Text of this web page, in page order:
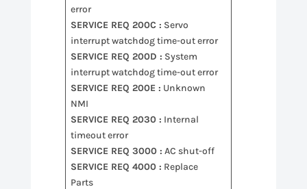
error
SERVICE REQ 200C : Servo
interrupt watchdog time-out error
SERVICE REQ 200D : System
interrupt watchdog time-out error
SERVICE REQ 200E : Unknown
NMI
SERVICE REQ 2030 : Internal
timeout error
SERVICE REQ 3000 : AC shut-off
SERVICE REQ 4000 : Replace
Parts